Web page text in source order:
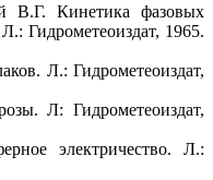
В.Г. Кинетика фазовых
Гидрометеоиздат, 1965.
Л.: Гидрометеоиздат,
Л: Гидрометеоиздат,
электричество. Л.: